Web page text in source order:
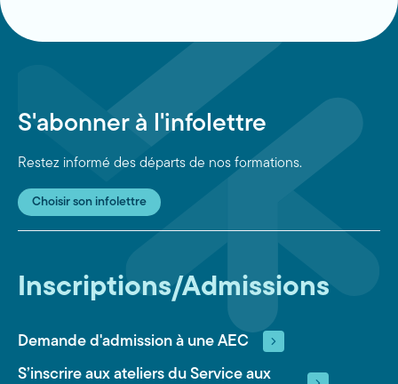
S'abonner à l'infolettre
Restez informé des départs de nos formations.
Choisir son infolettre
Inscriptions/Admissions
Demande d'admission à une AEC
S’inscrire aux ateliers du Service aux